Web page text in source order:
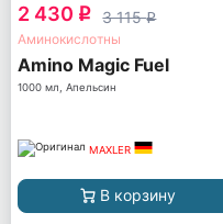
2 430 q 3 115q
Аминокислотны
Amino Magic Fuel
1000 мл, Апельсин
MAXLER
В корзину